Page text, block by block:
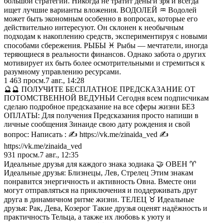
ищет лучшие варианты вложения. ВОДОЛЕЙ ♒️ Водолей
может быть экономным особенно в вопросах, которые его
действительно интересуют. Он склонен к необычным
подходам к накоплению средств, экспериментируя с новыми
способами сбережения. РЫБЫ ♓️ Рыбы — мечтатели, иногда
теряющиеся в реальности финансов. Однако забота о других
мотивирует их быть более осмотрительными и стремиться к
разумному управлению ресурсами.
1 463 просм.7 авг., 14:28
🔮🔮 ПОЛУЧИТЕ БЕСПЛАТНОЕ ПРЕДСКАЗАНИЕ ОТ
ПОТОМСТВЕННОЙ ВЕДУНЬИ Сегодня всем подписчикам
сделаю подробное предсказание на все сферы жизни БЕЗ
ОПЛАТЫ: Для получения Предсказания просто напиши в
личные сообщения Зинаиде свою дату рождения и свой
вопрос: Написать : ✍️ https://vk.me/zinaida_ved ✍️
https://vk.me/zinaida_ved
931 просм.7 авг., 12:35
Идеальные друзья для каждого знака зодиака 🤝 ОВЕН ♈️
Идеальные друзья: Близнецы, Лев, Стрелец Этим знакам
понравится энергичность и активность Овна. Вместе они
могут отправляться на приключения и поддерживать друг
друга в динамичном ритме жизни. ТЕЛЕЦ ♉️ Идеальные
друзья: Рак, Дева, Козерог Такие друзья оценят надёжность и
практичность Тельца, а также их любовь к уюту и